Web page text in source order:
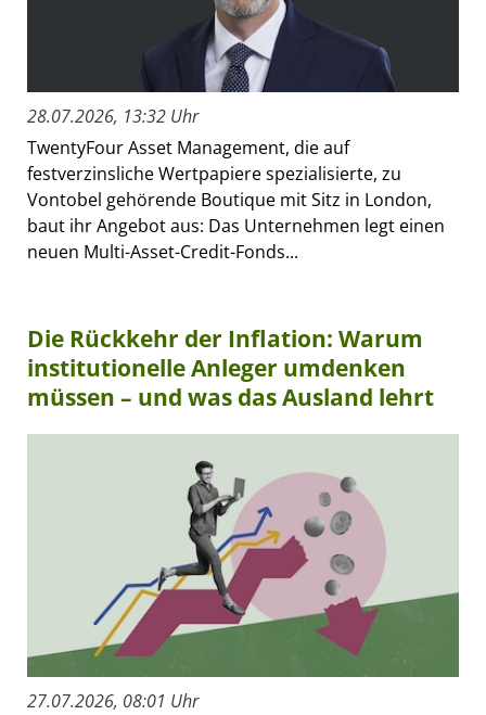
28.07.2026, 13:32 Uhr
TwentyFour Asset Management, die auf
festverzinsliche Wertpapiere spezialisierte, zu
Vontobel gehörende Boutique mit Sitz in London,
baut ihr Angebot aus: Das Unternehmen legt einen
neuen Multi-Asset-Credit-Fonds...
Die Rückkehr der Inflation: Warum
institutionelle Anleger umdenken
müssen – und was das Ausland lehrt
27.07.2026, 08:01 Uhr